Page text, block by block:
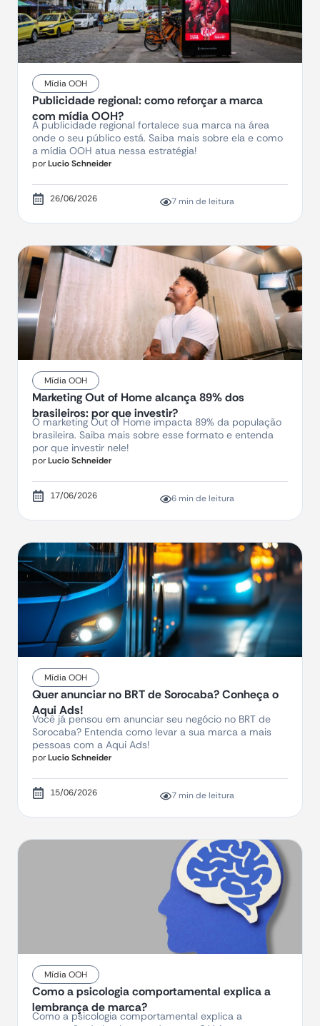
Mídia OOH
Publicidade regional: como reforçar a marca
com mídia OOH?
A publicidade regional fortalece sua marca na área
onde o seu público está. Saiba mais sobre ela e como
a mídia OOH atua nessa estratégia!
porLucio Schneider
26/06/2026 7 min de leitura
Mídia OOH
Marketing Out of Home alcança 89% dos
brasileiros: por que investir?
O marketing Out of Home impacta 89% da população
brasileira. Saiba mais sobre esse formato e entenda
por que investir nele!
porLucio Schneider
17/06/2026 6 min de leitura
Mídia OOH
Quer anunciar no BRT de Sorocaba? Conheça o
Aqui Ads!
Você já pensou em anunciar seu negócio no BRT de
Sorocaba? Entenda como levar a sua marca a mais
pessoas com a Aqui Ads!
porLucio Schneider
15/06/2026 7 min de leitura
Mídia OOH
Como a psicologia comportamental explica a
lembrança de marca?
Como a psicologia comportamental explica a